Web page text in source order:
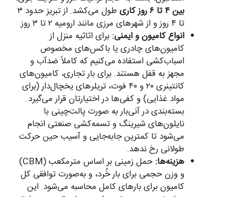
بین ۴ تا ۶ روز کاری
طول می‌کشد. از تبریز حدود ۳
تا ۴ روز و از شهرهای مرزی مانند ارومیه ۲ تا ۳ روز.
انواع کامیون و ایمنی: برای اثاثیه منزل از
کامیون‌های چادری یا باکس‌های مخصوص
اسباب‌کشی استفاده می‌کنیم که کاملاً ضدآب و
مجهز به قفل هستند. برای بار تجاری، کامیون‌های
کانتینری ۲۰ و ۴۰ فوت، تریلرهای یخچال‌دار (برای
مواد غذایی) و کفی‌ها در اختیارتان قرار می‌گیرد.
بسته‌بندی در آنی‌بار به صورت پالت‌چینی با
نایلون‌های شیرینگ و تسمه‌کشی صنعتی انجام
می‌شود تا کمترین جابه‌جایی و آسیب حین حرکت
طولانی رخ ندهد.
هزینه‌ها:
حمل زمینی بر اساس مترمکعب (CBM)
و وزن حجمی برای بار خُرد، و به‌صورت توافقی کل
کامیون برای بارهای‌ کامل محاسبه می‌شود. این